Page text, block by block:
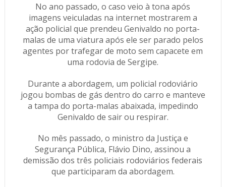
No ano passado, o caso veio à tona após
imagens veiculadas na internet mostrarem a
ação policial que prendeu Genivaldo no porta-
malas de uma viatura após ele ser parado pelos
agentes por trafegar de moto sem capacete em
uma rodovia de Sergipe.
Durante a abordagem, um policial rodoviário
jogou bombas de gás dentro do carro e manteve
a tampa do porta-malas abaixada, impedindo
Genivaldo de sair ou respirar.
No mês passado, o ministro da Justiça e
Segurança Pública, Flávio Dino, assinou a
demissão dos três policiais rodoviários federais
que participaram da abordagem.